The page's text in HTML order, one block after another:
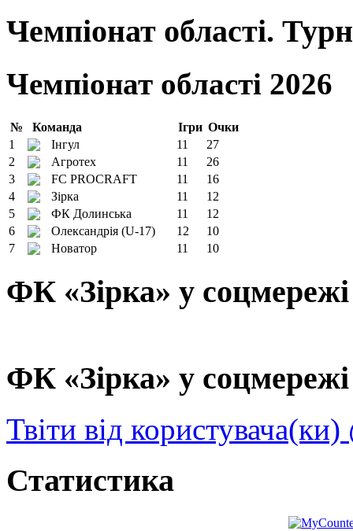
Чемпіонат області.
Чемпіонат області 2026
№ Команда Ігри Очки
1
Інгул 11
27
2
Агротех 11
26
3
FC PROCRAFT 11
16
4
Зірка 11
12
5
ФК Долинська 11
12
6
Олександрія (U-17) 12
10
7
Новатор 11 10
ФК «Зірка» у
ФК «Зірка» у
Твіти від
Статистика